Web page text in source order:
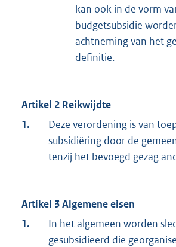
kan ook in de vorm
budgetsubsidie
achtneming van het
definitie.
Artikel 2 Reikwijdte
1.
Deze verordening is van
subsidiëring door de
tenzij het bevoegd gezag
Artikel 3 Algemene eisen
1.
In het algemeen worden
gesubsidieerd die